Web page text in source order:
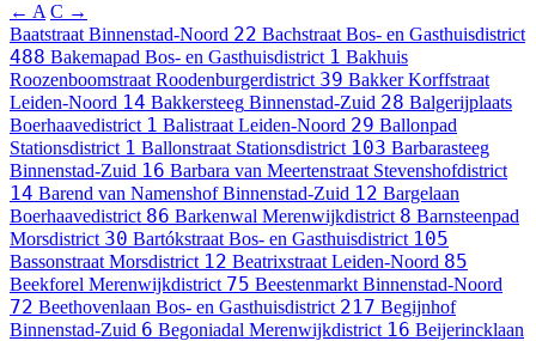
← A C →
Baatstraat Binnenstad-Noord 22 Bachstraat Bos- en Gasthuisdistrict
488 Bakemapad Bos- en Gasthuisdistrict 1 Bakhuis
Roozenboomstraat Roodenburgerdistrict 39 Bakker Korffstraat
Leiden-Noord 14 Bakkersteeg Binnenstad-Zuid 28 Balgerijplaats
Boerhaavedistrict 1 Balistraat Leiden-Noord 29 Ballonpad
Stationsdistrict 1 Ballonstraat Stationsdistrict 103 Barbarasteeg
Binnenstad-Zuid 16 Barbara van Meertenstraat Stevenshofdistrict
14 Barend van Namenshof Binnenstad-Zuid 12 Bargelaan
Boerhaavedistrict 86 Barkenwal Merenwijkdistrict 8 Barnsteenpad
Morsdistrict 30 Bartókstraat Bos- en Gasthuisdistrict 105
Bassonstraat Morsdistrict 12 Beatrixstraat Leiden-Noord 85
Beekforel Merenwijkdistrict 75 Beestenmarkt Binnenstad-Noord
72 Beethovenlaan Bos- en Gasthuisdistrict 217 Begijnhof
Binnenstad-Zuid 6 Begoniadal Merenwijkdistrict 16 Beijerincklaan